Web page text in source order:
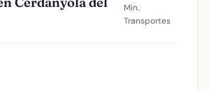
Min.
Transportes